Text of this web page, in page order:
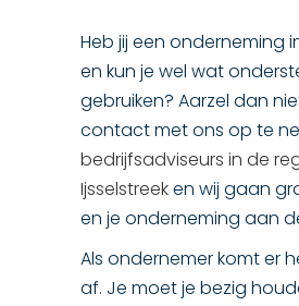
Heb jij een onderneming
en kun je wel wat
gebruiken? Aarzel dan
contact met ons op te
bedrijfsadviseurs in de
Ijsselstreeken wij gaan
en je onderneming aan
Als ondernemer komt er
af. Je moet je bezig